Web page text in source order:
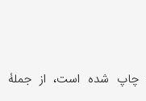
چاپ شده است، از جملۀ